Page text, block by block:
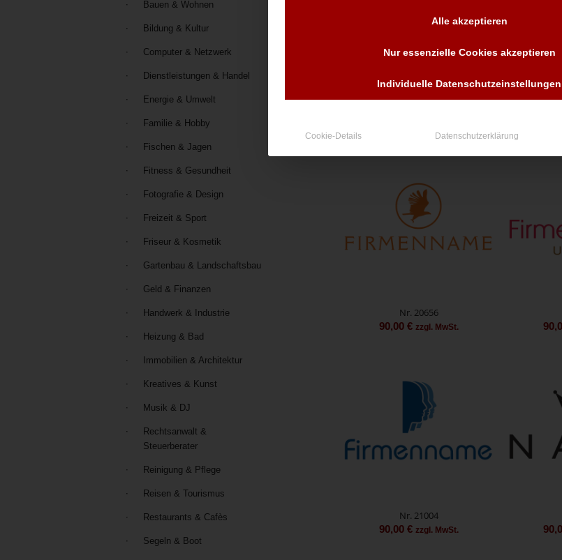
Nr. 20656
90,00 € zzgl. MwSt.
Nr. 21004
90,00 € zzgl. MwSt.
Bauen & Wohnen
Bildung & Kultur
Computer & Netzwerk
Dienstleistungen & Handel
Energie & Umwelt
Familie & Hobby
Fischen & Jagen
Fitness & Gesundheit
Fotografie & Design
Freizeit & Sport
Friseur & Kosmetik
Gartenbau & Landschaftsbau
Geld & Finanzen
Handwerk & Industrie
Heizung & Bad
Immobilien & Architektur
Kreatives & Kunst
Musik & DJ
Rechtsanwalt &
Steuerberater
Reinigung & Pflege
Reisen & Tourismus
Restaurants & Cafès
Segeln & Boot
Alle akzeptieren
Nur essenzielle Cookies akzeptieren
Individuelle Datenschutzeinstellungen
Cookie-Details Datenschutzerklärung